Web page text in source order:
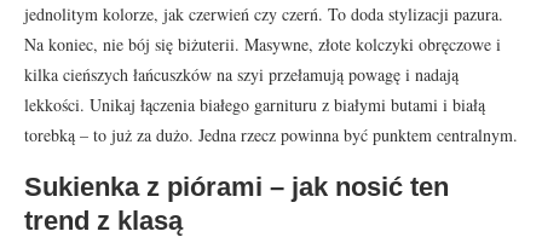
jednolitym kolorze, jak czerwień czy czerń. To doda stylizacji pazura.
Na koniec, nie bój się biżuterii. Masywne, złote kolczyki obręczowe i
kilka cieńszych łańcuszków na szyi przełamują powagę i nadają
lekkości. Unikaj łączenia białego garnituru z białymi butami i białą
torebką – to już za dużo. Jedna rzecz powinna być punktem centralnym.
Sukienka z piórami – jak nosić ten
trend z klasą